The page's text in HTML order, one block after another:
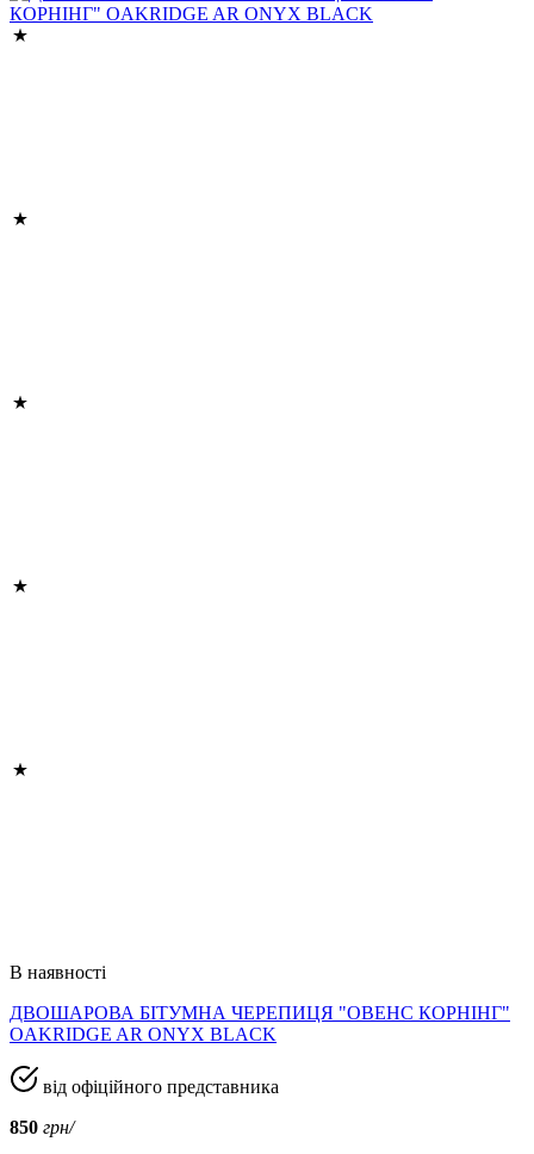
В наявності
ДВОШАРОВА БІТУМНА ЧЕРЕПИЦЯ "ОВЕНС КОРНІНГ"
OAKRIDGE AR ONYX BLACK
від офіційного представника
850 грн/